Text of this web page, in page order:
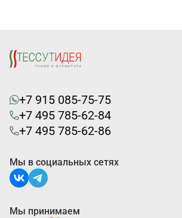
+7 915 085-75-75
+7 495 785-62-84
+7 495 785-62-86
Мы в социальных сетях
Мы принимаем